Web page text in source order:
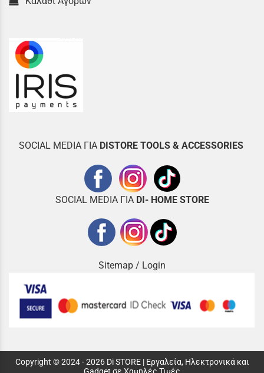
SOCIAL MEDIA ΓΙΑ DISTORE TOOLS & ACCESSORIES
SOCIAL MEDIA ΓΙΑ DI- HOME STORE
Sitemap / Login
Copyright © 2024 - 2026 Di STORE | Εργαλεία, Ηλεκτρονικά και